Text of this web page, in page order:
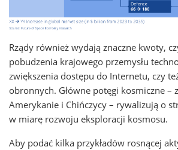
Rządy również wydają znaczne kwoty,
pobudzenia krajowego przemysłu
zwiększenia dostępu do Internetu, czy
obronnych. Główne potęgi kosmiczne –
Amerykanie i Chińczycy – rywalizują o
w miarę rozwoju eksploracji kosmosu.
Aby podać kilka przykładów rosnącej